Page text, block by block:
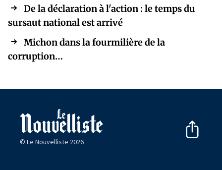
De la déclaration à l'action : le temps du
sursaut national est arrivé
Michon dans la fourmilière de la
corruption…
© Le Nouvelliste 2026